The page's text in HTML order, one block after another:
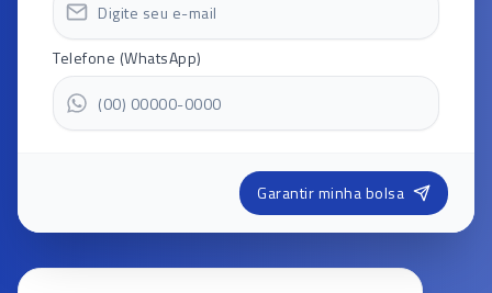
Telefone (WhatsApp)
Garantir minha bolsa